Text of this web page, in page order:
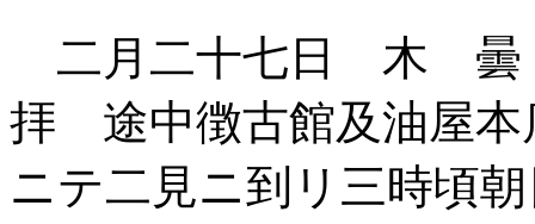
二月二十七日 木 曇
拝 途中徴古館及油屋
ニテ二見ニ到リ三時頃